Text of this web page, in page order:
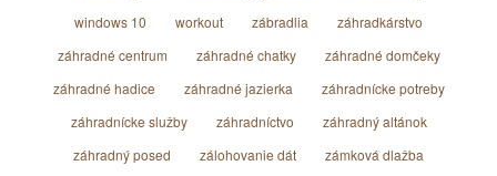
windows 10
workout zábradlia
záhradkárstvo
záhradné centrum
záhradné chatky
záhradné domčeky
záhradné hadice
záhradné jazierka
záhradnícke potreby
záhradnícke služby
záhradníctvo
záhradný altánok
záhradný posed
zálohovanie dát
zámková dlažba